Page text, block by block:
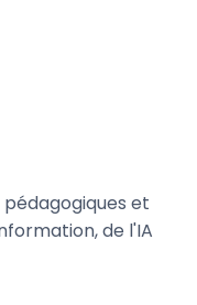
et
de l'IA